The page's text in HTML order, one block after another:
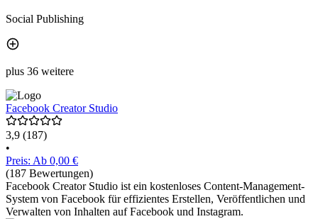
Social Publishing
plus 36 weitere
Facebook Creator Studio
3,9 (187)
•
Preis: Ab 0,00 €
(187 Bewertungen)
Facebook Creator Studio ist ein kostenloses Content-Management-
System von Facebook für effizientes Erstellen, Veröffentlichen und
Verwalten von Inhalten auf Facebook und Instagram.